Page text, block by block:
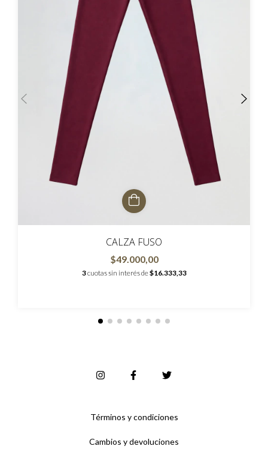
CALZA FUSO
$49.000,00
3cuotas sin interés de$16.333,33
Términos y condiciones
Cambios y devoluciones